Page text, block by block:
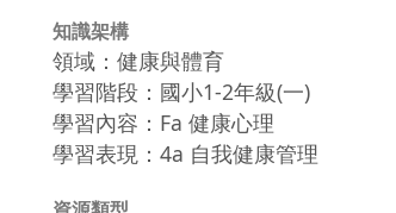
知識架構
領域：健康與體育
學習階段：國小1-2年級(一)
學習內容：Fa 健康心理
學習表現：4a 自我健康管理